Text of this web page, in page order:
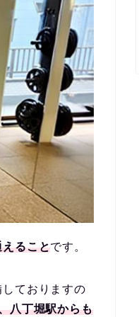
ることです。
ておりますの
八丁堀駅からも